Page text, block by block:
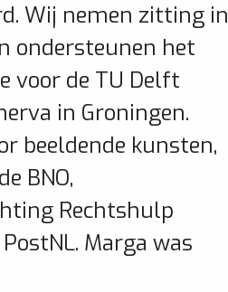
Wij nemen zitting in
ondersteunen het
voor de TU Delft
in Groningen.
beeldende kunsten,
BNO,
Rechtshulp
Marga was